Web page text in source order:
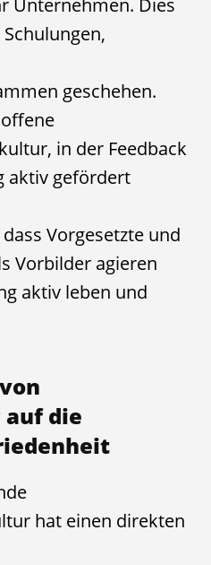
Unternehmen. Dies
geschehen.
in der Feedback
aktiv gefördert
Vorgesetzte und
Vorbilder agieren
aktiv leben und
die
hat einen direkten